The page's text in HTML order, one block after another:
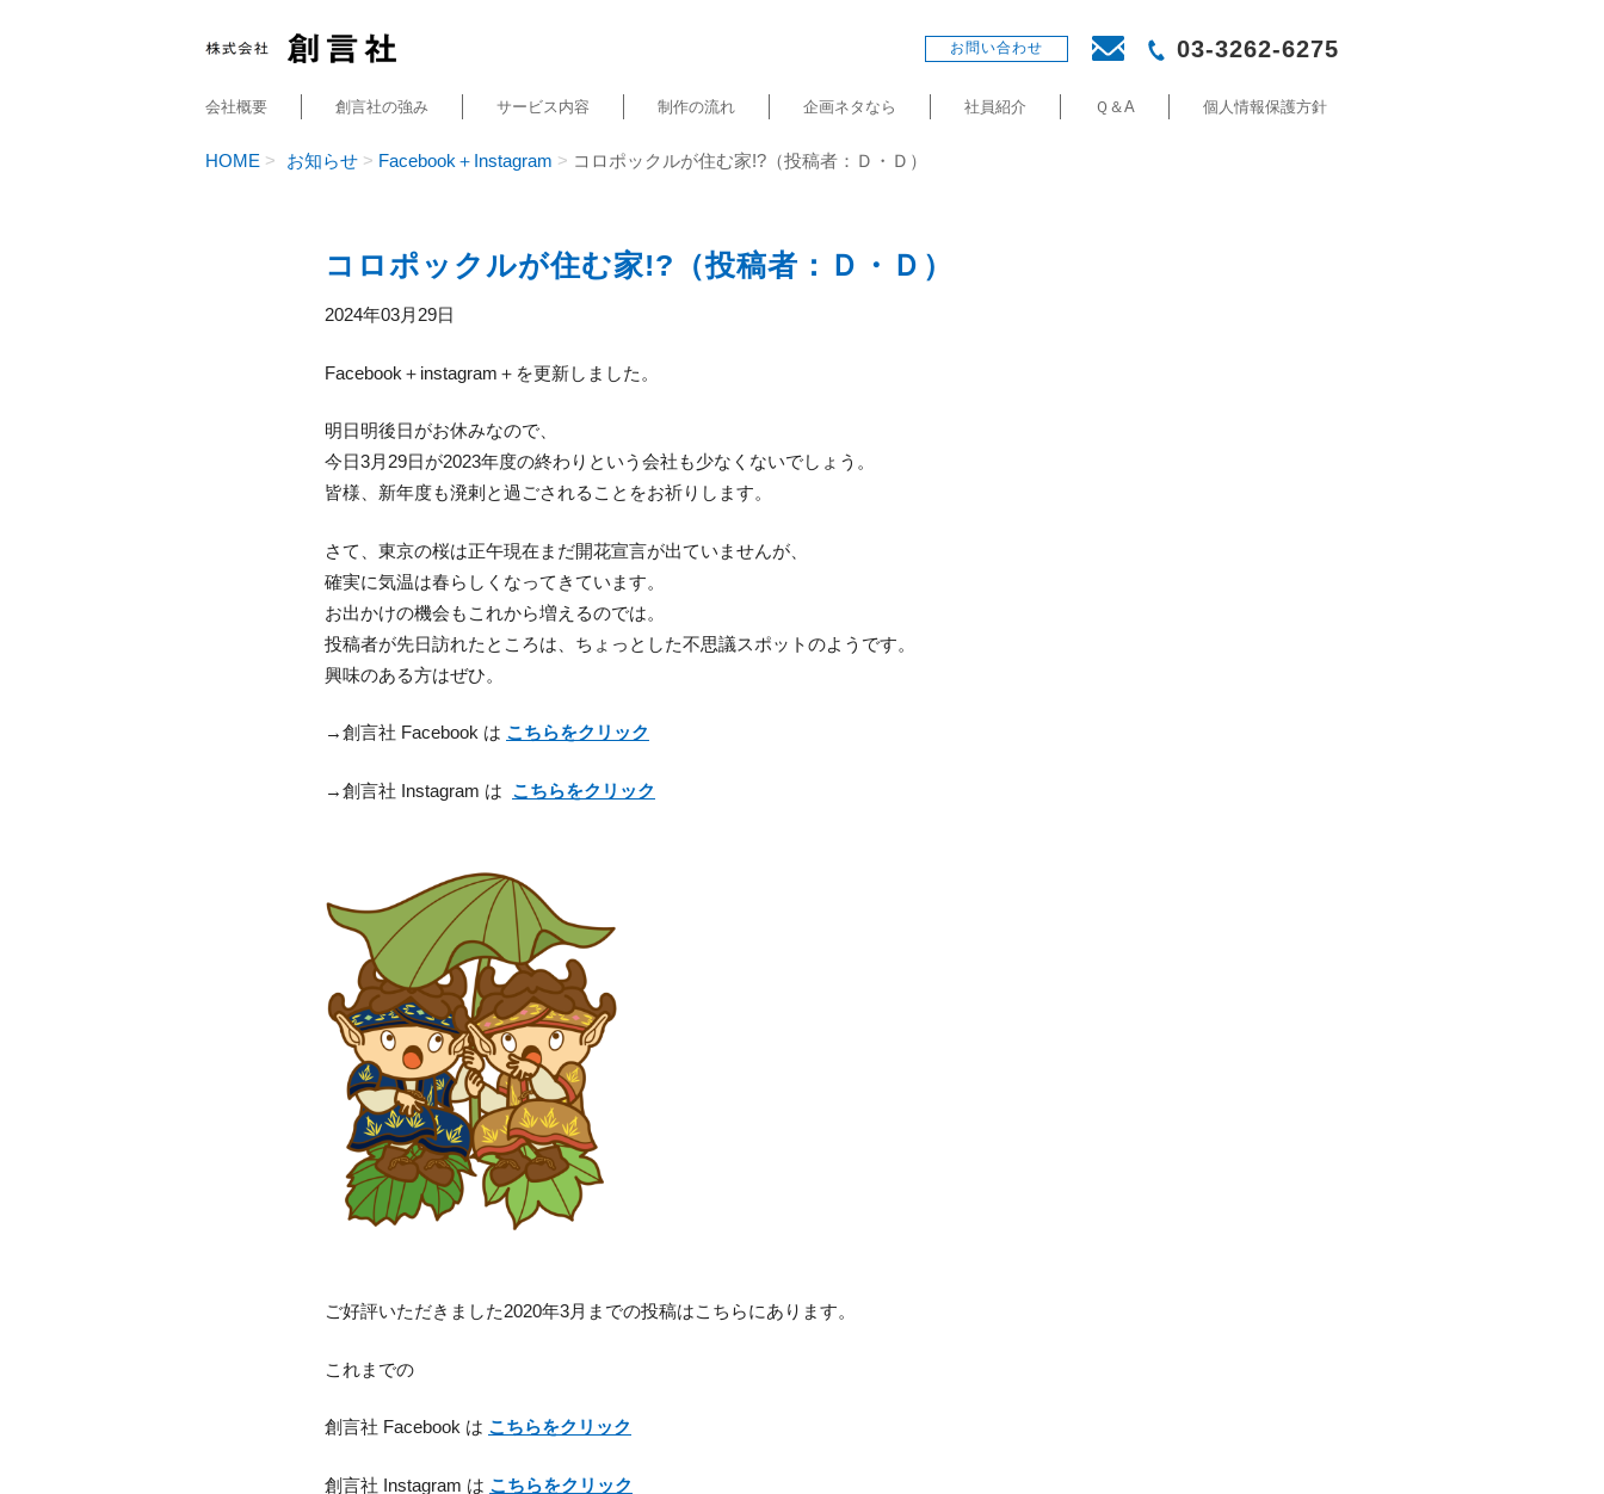
お問い合わせ 03-3262-6275
会社概要 創言社の強み サービス内容 制作の流れ 企画ネタなら 社員紹介 Ｑ＆A 個人情報保護方針
HOME お知らせ Facebook＋Instagram コロポックルが住む家!?（投稿者：Ｄ・Ｄ）
コロポックルが住む家!?（投稿者：Ｄ・Ｄ）
2024年03月29日
Facebook＋instagram＋を更新しました。
明日明後日がお休みなので、
今日3月29日が2023年度の終わりという会社も少なくないでしょう。
皆様、新年度も溌剌と過ごされることをお祈りします。
さて、東京の桜は正午現在まだ開花宣言が出ていませんが、
確実に気温は春らしくなってきています。
お出かけの機会もこれから増えるのでは。
投稿者が先日訪れたところは、ちょっとした不思議スポットのようです。
興味のある方はぜひ。
→創言社 Facebook は こちらをクリック
→創言社 Instagram は こちらをクリック
ご好評いただきました2020年3月までの投稿はこちらにあります。
これまでの
創言社 Facebook は こちらをクリック
創言社 Instagram は こちらをクリック